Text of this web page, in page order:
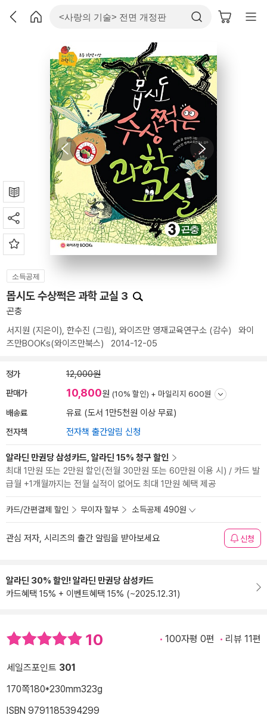
소득공제
몹시도 수상쩍은 과학 교실 3
곤충
서지원 (지은이), 한수진 (그림), 와이즈만 영재교육연구소 (감수) 와이
즈만BOOKs(와이즈만북스) 2014-12-05
정가 12,000원
판매가 10,800원 (10% 할인) + 마일리지 600원
배송료 유료 (도서 1만5천원 이상 무료)
전자책 전자책 출간알림 신청
알라딘 만권당 삼성카드, 알라딘 15% 청구 할인
최대 1만원 또는 2만원 할인(전월 30만원 또는 60만원 이용 시) / 카드 발
급월 +1개월까지는 전월 실적이 없어도 최대 1만원 혜택 제공
카드/간편결제 할인 무이자 할부 소득공제 490원
관심 저자, 시리즈의 출간 알림을 받아보세요 신청
알라딘 30% 할인! 알라딘 만권당 삼성카드
카드혜택 15% + 이벤트혜택 15% (~2025.12.31)
10 100자평 0편 리뷰 11편
세일즈포인트 301
170쪽180*230mm323g
ISBN 9791185394299